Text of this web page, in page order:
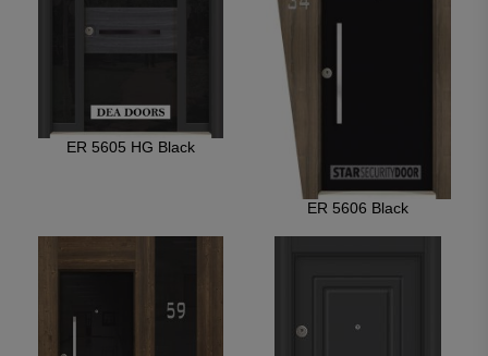
ER 5605 HG Black
ER 5606 Black